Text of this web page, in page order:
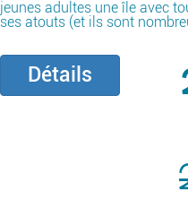
jeunes adultes une île avec
ses atouts (et ils sont
Détails